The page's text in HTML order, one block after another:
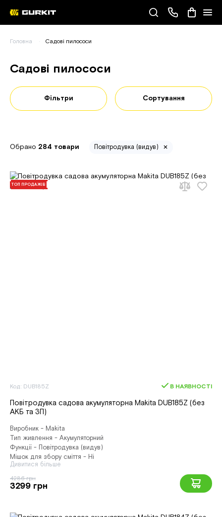
(093) 343-55-55
Головна Садові пилососи
Садові пилососи
Фільтри Сортування
Обрано 284 товари Повітродувка (видув)
ТОП ПРОДАЖІВ
Код: DUB185Z В НАЯВНОСТІ
Повітродувка садова акумуляторна Makita DUB185Z (без
АКБ та ЗП)
Виробник - Makita
Тип живлення - Акумуляторний
Функції - Повітродувка (видув)
Мішок для збору сміття - Ні
Дивитися більше
4286 грн
3299 грн